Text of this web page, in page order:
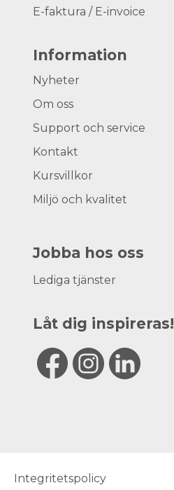
E-faktura / E-invoice
Information
Nyheter
Om oss
Support och service
Kontakt
Kursvillkor
Miljö och kvalitet
Jobba hos oss
Lediga tjänster
Låt dig inspireras!
Integritetspolicy